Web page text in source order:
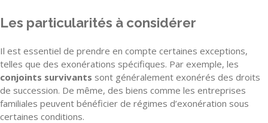
Les particularités à considérer
Il est essentiel de prendre en compte certaines exceptions,
telles que des exonérations spécifiques. Par exemple, les
conjoints survivants sont généralement exonérés des droits
de succession. De même, des biens comme les entreprises
familiales peuvent bénéficier de régimes d’exonération sous
certaines conditions.